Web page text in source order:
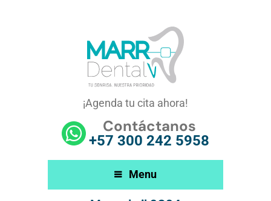
¡Agenda tu cita ahora!
Contáctanos
+57 300 242 5958
Menu